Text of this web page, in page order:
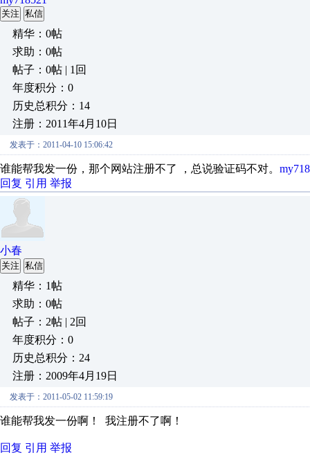
关注 私信
精华：0帖
求助：0帖
帖子：0帖 | 1回
年度积分：0
历史总积分：14
注册：2011年4月10日
发表于：2011-04-10 15:06:42
谁能帮我发一份，那个网站注册不了 ，总说验证码不对。
回复 引用 举报
小春
关注 私信
精华：1帖
求助：0帖
帖子：2帖 | 2回
年度积分：0
历史总积分：24
注册：2009年4月19日
发表于：2011-05-02 11:59:19
谁能帮我发一份啊！ 我注册不了啊！
回复 引用 举报